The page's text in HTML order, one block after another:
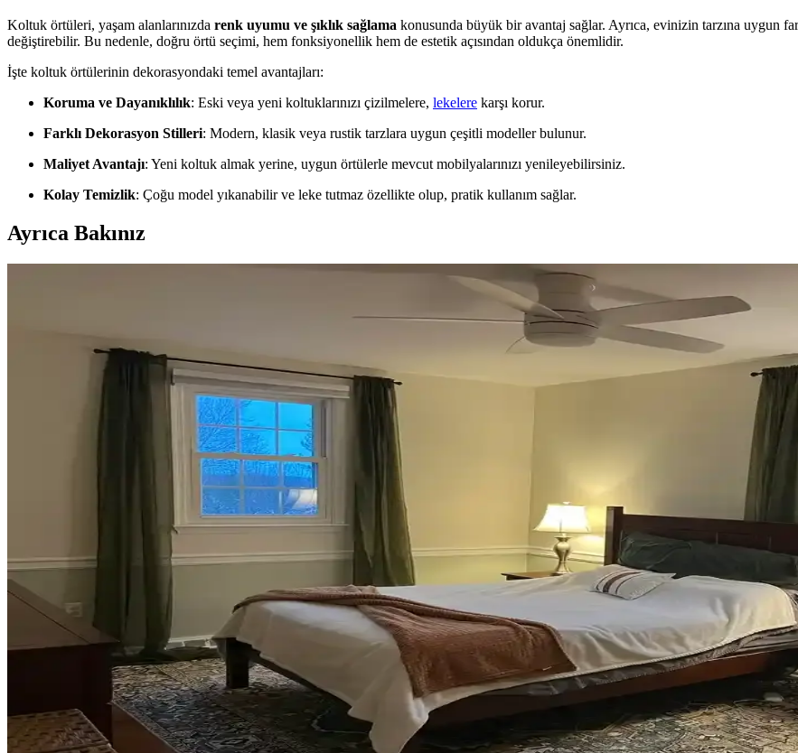
Koltuk örtüleri, yaşam alanlarınızda renk uyumu ve şıklık sağlama konusunda büyük bir avantaj sağlar. Ayrıca, evinizin tarzına uygun
değiştirebilir. Bu nedenle, doğru örtü seçimi, hem fonksiyonellik hem de estetik açısından oldukça önemlidir.
İşte koltuk örtülerinin dekorasyondaki temel avantajları:
Koruma ve Dayanıklılık: Eski veya yeni koltuklarınızı çizilmelere, lekelere karşı korur.
Farklı Dekorasyon Stilleri: Modern, klasik veya rustik tarzlara uygun çeşitli modeller bulunur.
Maliyet Avantajı: Yeni koltuk almak yerine, uygun örtülerle mevcut mobilyalarınızı yenileyebilirsiniz.
Kolay Temizlik: Çoğu model yıkanabilir ve leke tutmaz özellikte olup, pratik kullanım sağlar.
Ayrıca Bakınız
Koltuk ve Aksesuar Sandalyelerde Renk Uyumu ve Dekorasyonda Görsel Denge Sağlama Yöntemleri
Koltuk ve aksesuar sandalyelerde renk uyumsuzluğu görsel rekabete yol açabilir. Halı, perde, yastık ve mobilya yerleşimi ile renkler
Ev Dekorasyonunda Denge ve Fonksiyonellik: Renk Uyumu, Mobilya Yerleşimi ve Estetik İncelemesi
Reddit tartışması üzerinden ev dekorasyonunda renk uyumu, mobilya yerleşimi ve aksesuar dengesi gibi unsurların yaşam alanlarının
Veranda Dekorasyonunda Bitki Seçimi, Aydınlatma ve Mobilya Düzenlemeleriyle Estetik İyileştirme
Veranda dekorasyonunda bitkiler, halılar, aydınlatma ve mobilyaların uyumlu kullanımı mekânı daha davetkâr ve fonksiyonel kılar.
Habitat'tan İkinci El Mobilya Alımı ve Ev Dekorasyonunda Stil Oluşturma Yöntemleri
Habitat mağazalarından ikinci el mobilya alımı, ekonomik ve özgün dekorasyon için fırsatlar sunar. Doğru seçim, temizlik ve stil oluşturma
Teal Renkli Sandalyenin Halı ve Dolapla Uyumunda Renk Tonları ve Aksesuarların Rolü
Teal renkli sandalyenin halı ve dolapla uyumu, doğru renk tonları ve aksesuar seçimiyle sağlanır. Halıdaki mavi-yeşil alt tonlar ve sıcak
Yan Sehpa Boyama Renk Seçenekleri ve Dekorasyon Uyumu İçin Rehber
Yan sehpa boyamada renk seçimi, mobilya ve dekorasyon uyumu açısından önemlidir. Koyu tonlar, sıcak renkler ve doğal ahşap
Ev Kütüphanesi Yenileme: Renk, Dekorasyon ve Konforun Dengeli Buluşması
Ev kütüphanesi yenilemesinde renklerin rahatlatıcı etkisi, kişisel dekoratif öğeler ve konforlu mobilyalar ön plandadır. Tavan boyama ve